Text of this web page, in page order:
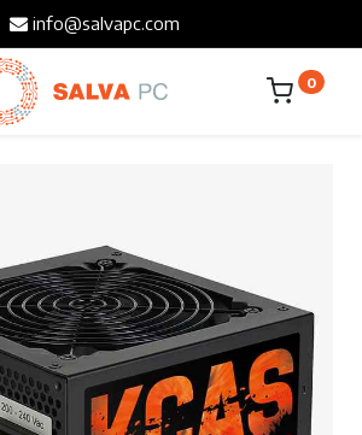
info@salvapc.com
0